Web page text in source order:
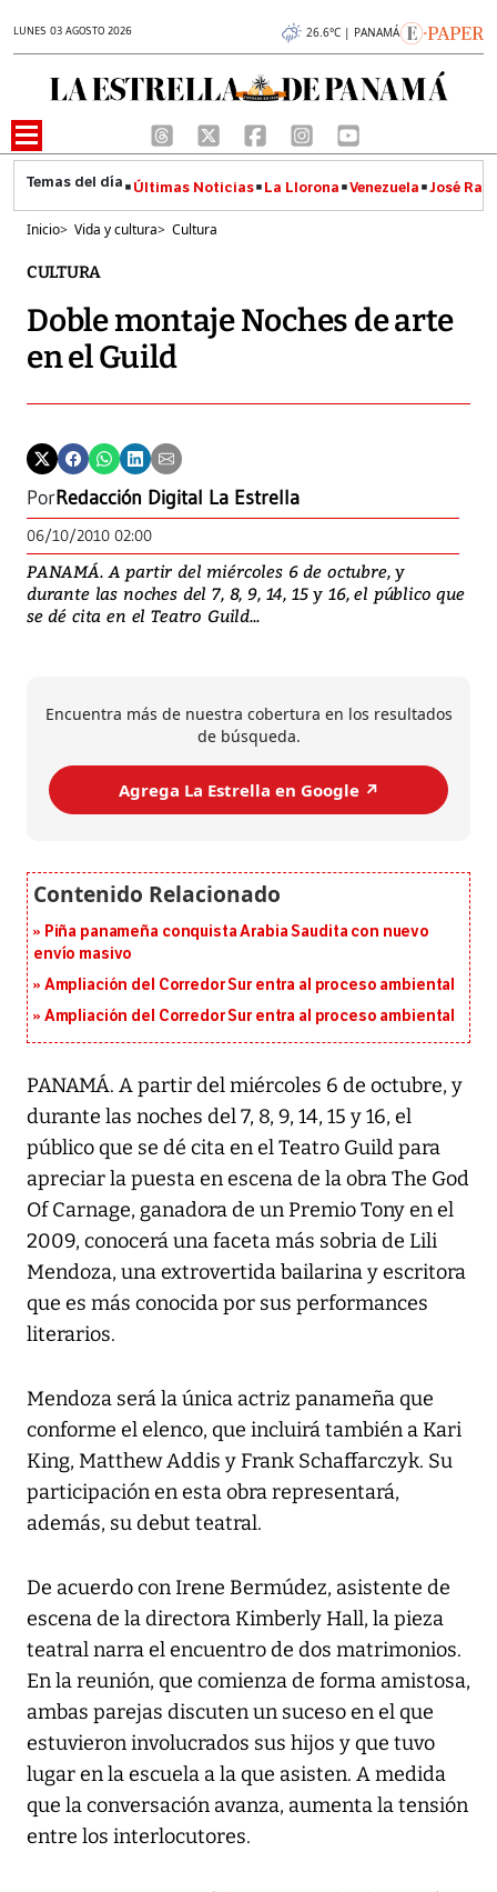
LUNES 03 AGOSTO 2026 26.6°C | PANAMÁ
Últimas Noticias La Llorona Venezuela José
Inicio> Vida y cultura> Cultura
CULTURA
Doble montaje Noches de arte
en el Guild
PorRedacción Digital La Estrella
06/10/2010 02:00
PANAMÁ. A partir del miércoles 6 de octubre, y
durante las noches del 7, 8, 9, 14, 15 y 16, el público que
se dé cita en el Teatro Guild...
Encuentra más de nuestra cobertura en los resultados
de búsqueda.
Agrega La Estrella en Google ↗️
Piña panameña conquista Arabia Saudita con nuevo
envío masivo
Ampliación del Corredor Sur entra al proceso ambiental
Ampliación del Corredor Sur entra al proceso ambiental
PANAMÁ. A partir del miércoles 6 de octubre, y
durante las noches del 7, 8, 9, 14, 15 y 16, el
público que se dé cita en el Teatro Guild para
apreciar la puesta en escena de la obra The God
Of Carnage, ganadora de un Premio Tony en el
2009, conocerá una faceta más sobria de Lili
Mendoza, una extrovertida bailarina y escritora
que es más conocida por sus performances
literarios.
Mendoza será la única actriz panameña que
conforme el elenco, que incluirá también a Kari
King, Matthew Addis y Frank Schaffarczyk. Su
participación en esta obra representará,
además, su debut teatral.
De acuerdo con Irene Bermúdez, asistente de
escena de la directora Kimberly Hall, la pieza
teatral narra el encuentro de dos matrimonios.
En la reunión, que comienza de forma amistosa,
ambas parejas discuten un suceso en el que
estuvieron involucrados sus hijos y que tuvo
lugar en la escuela a la que asisten. A medida
que la conversación avanza, aumenta la tensión
entre los interlocutores.